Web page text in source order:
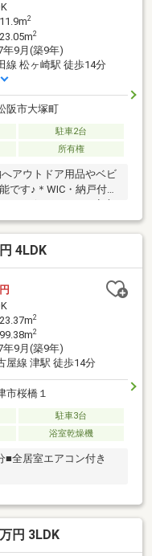
2
2
年9月(築9年)
線 松ヶ崎駅 徒歩14分
阪市大塚町
駐車2台
所有権
アウトドア用品やベビ
です♪＊WIC・納戸付き
ったり8.3帖の主寝室
空間です。 大型ベッ
＊2階洋室を区切って2
洗浄乾燥機付きのキッ
す◎＊IHなので火を使
庭にオススメです。■
4LDK
2
2
年9月(築9年)
屋線 津駅 徒歩14分
市桜橋１
駐車3台
浴室乾燥機
■全居室エアコン付き
円 3LDK